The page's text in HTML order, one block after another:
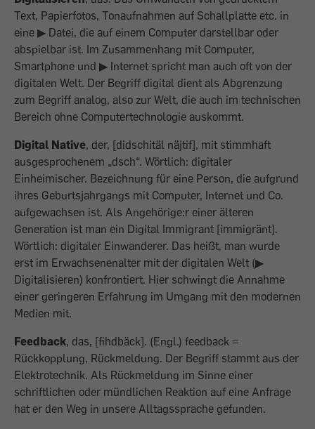
Text, Papierfotos, Tonaufnahmen auf Schallplatte etc. in
eine ▶ Datei, die auf einem Computer darstellbar oder
abspielbar ist. Im Zusammenhang mit Computer,
Smartphone und ▶ Internet spricht man auch oft von der
digitalen Welt. Der Begriff digital dient als Abgrenzung
zum Begriff analog, also zur Welt, die auch im technischen
Bereich ohne Computertechnologie auskommt.
Digital Native, der, [didschitäl näjtif], mit stimmhaft
ausgesprochenem „dsch“. Wörtlich: digitaler
Einheimischer. Bezeichnung für eine Person, die aufgrund
ihres Geburtsjahrgangs mit Computer, Internet und Co.
aufgewachsen ist. Als Angehörige:r einer älteren
Generation ist man ein Digital Immigrant [immigränt].
Wörtlich: digitaler Einwanderer. Das heißt, man wurde
erst im Erwachsenenalter mit der digitalen Welt (▶
Digitalisieren) konfrontiert. Hier schwingt die An­nahme
einer geringeren Erfahrung im Umgang mit den modernen
Medien mit.
Feedback, das, [fihdbäck]. (Engl.) feedback =
Rückkopplung, Rückmeldung. Der Begriff stammt aus der
Elektrotechnik. Als Rückmeldung im Sinne einer
schriftlichen oder mündlichen Reaktion auf eine Anfrage
hat er den Weg in unsere Alltagssprache gefunden.